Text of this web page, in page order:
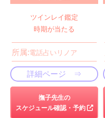
ツインレイ鑑定
時期が当たる
所属:電話占いリノア
詳細ページ ⇒
撫子先生の
スケジュール確認・予約